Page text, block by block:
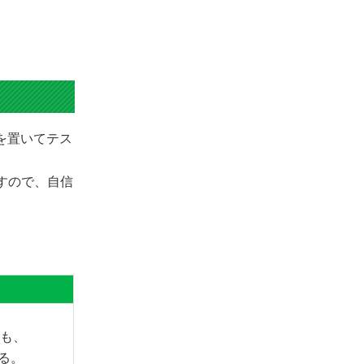
置いてテス
ので、自信
、
。